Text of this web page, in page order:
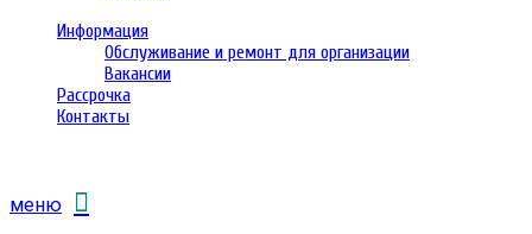
Информация
Обслуживание и ремонт для организации
Вакансии
Рассрочка
Контакты
меню